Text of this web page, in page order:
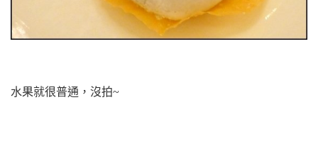
水果就很普通，沒拍~